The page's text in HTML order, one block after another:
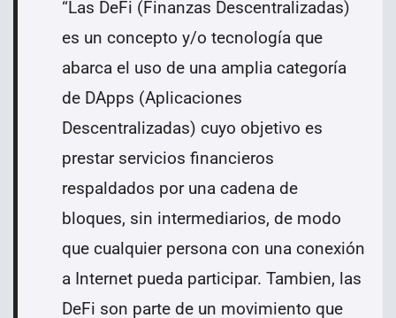
“Las DeFi (Finanzas Descentralizadas)
es un concepto y/o tecnología que
abarca el uso de una amplia categoría
de DApps (Aplicaciones
Descentralizadas) cuyo objetivo es
prestar servicios financieros
respaldados por una cadena de
bloques, sin intermediarios, de modo
que cualquier persona con una conexión
a Internet pueda participar. Tambien, las
DeFi son parte de un movimiento que